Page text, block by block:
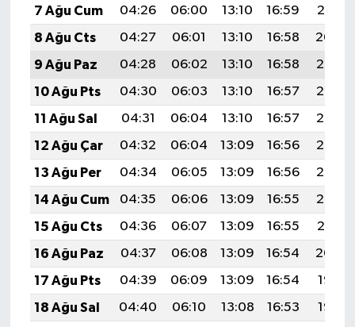
7 Ağu Cum
04:26 06:00 13:10 16:59
20:10
8 Ağu Cts
04:27 06:01 13:10 16:58
20:09
9 Ağu Paz
04:28 06:02 13:10 16:58
20:08
10 Ağu Pts
04:30 06:03 13:10 16:57
20:07
11 Ağu Sal
04:31 06:04 13:10 16:57
20:06
12 Ağu Çar
04:32 06:04 13:09 16:56
20:05
13 Ağu Per
04:34 06:05 13:09 16:56
20:03
14 Ağu Cum
04:35 06:06 13:09 16:55
20:02
15 Ağu Cts
04:36 06:07 13:09 16:55
20:01
16 Ağu Paz
04:37 06:08 13:09 16:54
20:00
17 Ağu Pts
04:39 06:09 13:09 16:54
19:58
18 Ağu Sal
04:40 06:10 13:08 16:53
19:57